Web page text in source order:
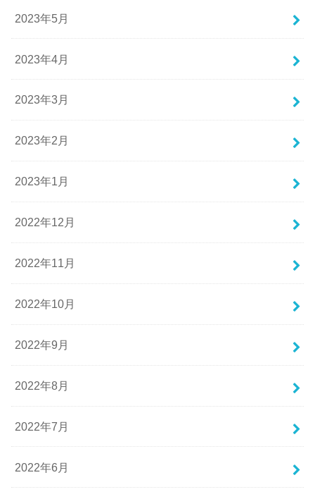
2023年5月
2023年4月
2023年3月
2023年2月
2023年1月
2022年12月
2022年11月
2022年10月
2022年9月
2022年8月
2022年7月
2022年6月